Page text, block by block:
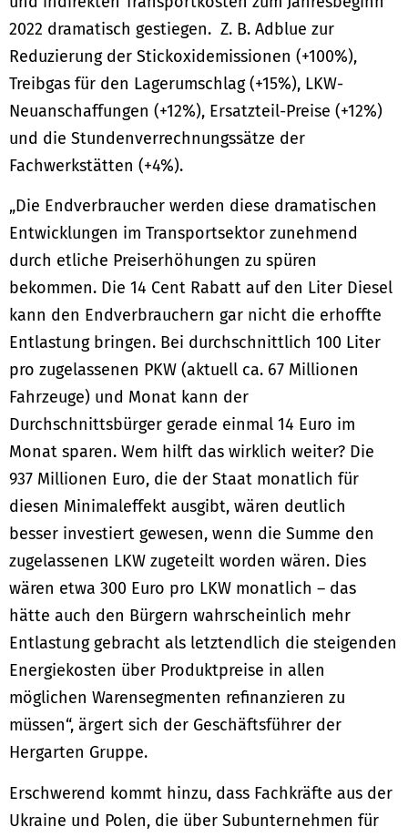
2022 dramatisch gestiegen. Z. B. Adblue zur
Reduzierung der Stickoxidemissionen (+100%),
Treibgas für den Lagerumschlag (+15%), LKW-
Neuanschaffungen (+12%), Ersatzteil-Preise (+12%)
und die Stundenverrechnungssätze der
Fachwerkstätten (+4%).
„Die Endverbraucher werden diese dramatischen
Entwicklungen im Transportsektor zunehmend
durch etliche Preiserhöhungen zu spüren
bekommen. Die 14 Cent Rabatt auf den Liter Diesel
kann den Endverbrauchern gar nicht die erhoffte
Entlastung bringen. Bei durchschnittlich 100 Liter
pro zugelassenen PKW (aktuell ca. 67 Millionen
Fahrzeuge) und Monat kann der
Durchschnittsbürger gerade einmal 14 Euro im
Monat sparen. Wem hilft das wirklich weiter? Die
937 Millionen Euro, die der Staat monatlich für
diesen Minimaleffekt ausgibt, wären deutlich
besser investiert gewesen, wenn die Summe den
zugelassenen LKW zugeteilt worden wären. Dies
wären etwa 300 Euro pro LKW monatlich – das
hätte auch den Bürgern wahrscheinlich mehr
Entlastung gebracht als letztendlich die steigenden
Energiekosten über Produktpreise in allen
möglichen Warensegmenten refinanzieren zu
müssen“, ärgert sich der Geschäftsführer der
Hergarten Gruppe.
Erschwerend kommt hinzu, dass Fachkräfte aus der
Ukraine und Polen, die über Subunternehmen für